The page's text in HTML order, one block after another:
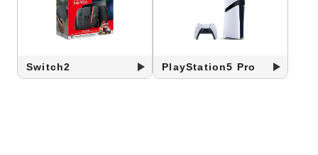
Switch2 PlayStation5 Pro